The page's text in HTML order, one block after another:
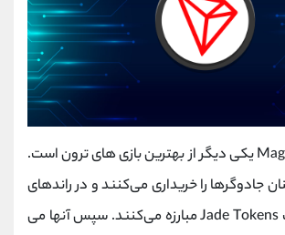
بازی Magic Academy یکی دیگر از بهترین بازی های ترون است.
جادوگرها را خریداری می‌کنند و در راندهای
متعدد برای کسب Jade Tokens مبارزه می‌کنند. سپس آنها می